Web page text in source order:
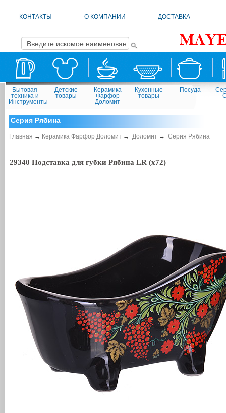
КОНТАКТЫ О КОМПАНИИ ДОСТАВКА
Бытовая
техника и
Инструменты
Детские
товары
Керамика
Фарфор
Доломит
Кухонные
товары
Посуда
Серия Рябина
Главная → Керамика Фарфор Доломит→ Доломит→ Серия Рябина
29340 Подставка для губки Рябина LR (х72)